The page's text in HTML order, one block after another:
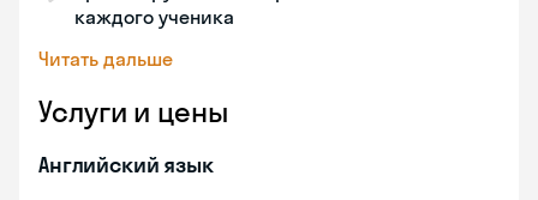
каждого ученика
Читать дальше
Услуги и цены
Английский язык